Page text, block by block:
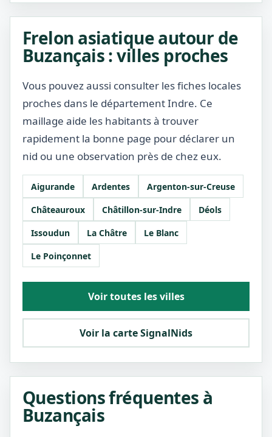
Frelon asiatique autour de
Buzançais : villes proches
Vous pouvez aussi consulter les fiches locales
proches dans le département Indre. Ce
maillage aide les habitants à trouver
rapidement la bonne page pour déclarer un
nid ou une observation près de chez eux.
Aigurande Ardentes
Argenton-sur-Creuse
Châteauroux
Châtillon-sur-Indre
Déols
Issoudun
La Châtre
Le Blanc
Le Poinçonnet
Voir toutes les villes
Voir la carte SignalNids
Questions fréquentes à
Buzançais